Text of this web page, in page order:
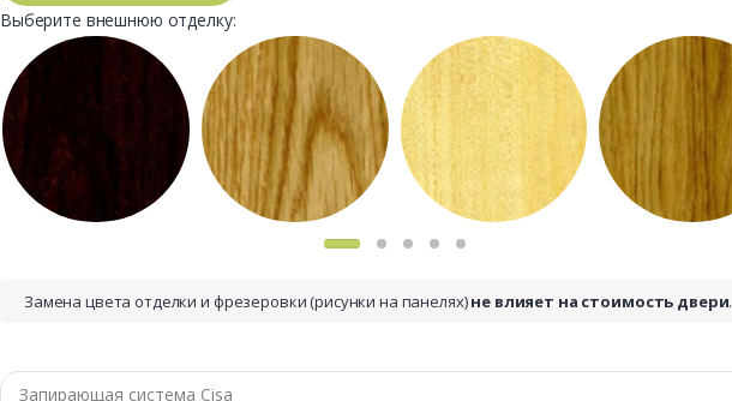
Выберите внешнюю отделку:
Замена цвета отделки и фрезеровки (рисунки на панелях)не влияет на стоимость двери.